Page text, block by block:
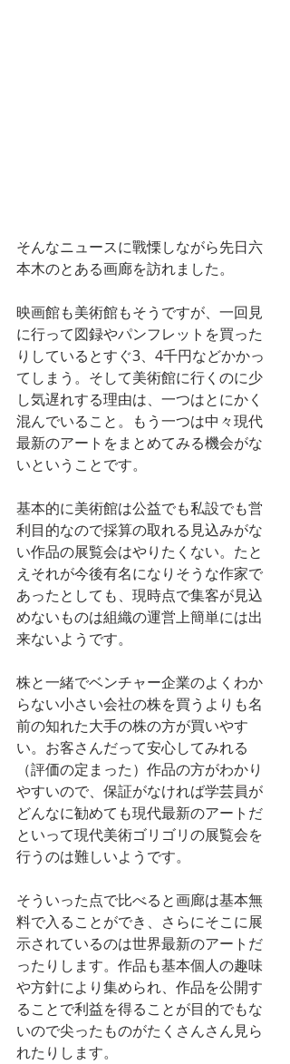
そんなニュースに戰慄しながら先日六
本木のとある画廊を訪れました。
映画館も美術館もそうですが、一回見
に行って図録やパンフレットを買った
りしているとすぐ3、4千円などかかっ
てしまう。そして美術館に行くのに少
し気遅れする理由は、一つはとにかく
混んでいること。もう一つは中々現代
最新のアートをまとめてみる機会がな
いということです。
基本的に美術館は公益でも私設でも営
利目的なので採算の取れる見込みがな
い作品の展覧会はやりたくない。たと
えそれが今後有名になりそうな作家で
あったとしても、現時点で集客が見込
めないものは組織の運営上簡単には出
来ないようです。
株と一緒でベンチャー企業のよくわか
らない小さい会社の株を買うよりも名
前の知れた大手の株の方が買いやす
い。お客さんだって安心してみれる
（評価の定まった）作品の方がわかり
やすいので、保証がなければ学芸員が
どんなに勧めても現代最新のアートだ
といって現代美術ゴリゴリの展覧会を
行うのは難しいようです。
そういった点で比べると画廊は基本無
料で入ることができ、さらにそこに展
示されているのは世界最新のアートだ
ったりします。作品も基本個人の趣味
や方針により集められ、作品を公開す
ることで利益を得ることが目的でもな
いので尖ったものがたくさんさん見ら
れたりします。